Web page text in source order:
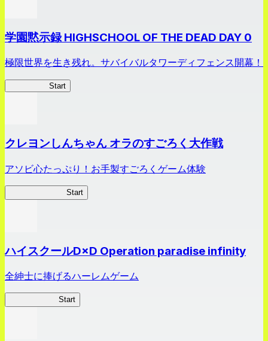
学園黙示録 HIGHSCHOOL OF THE DEAD DAY 0
極限世界を生き残れ。サバイバルタワーディフェンス開幕！
Start
クレヨンしんちゃん オラのすごろく大作戦
アソビ心たっぷり！お手製すごろくゲーム体験
Start
ハイスクールD×D Operation paradise infinity
全紳士に捧げるハーレムゲーム
Start